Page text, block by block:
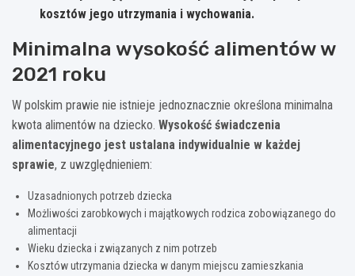
kosztów jego utrzymania i wychowania.
Minimalna wysokość alimentów w
2021 roku
W polskim prawie nie istnieje jednoznacznie określona minimalna
kwota alimentów na dziecko. Wysokość świadczenia
alimentacyjnego jest ustalana indywidualnie w każdej
sprawie, z uwzględnieniem:
Uzasadnionych potrzeb dziecka
Możliwości zarobkowych i majątkowych rodzica zobowiązanego do
alimentacji
Wieku dziecka i związanych z nim potrzeb
Kosztów utrzymania dziecka w danym miejscu zamieszkania